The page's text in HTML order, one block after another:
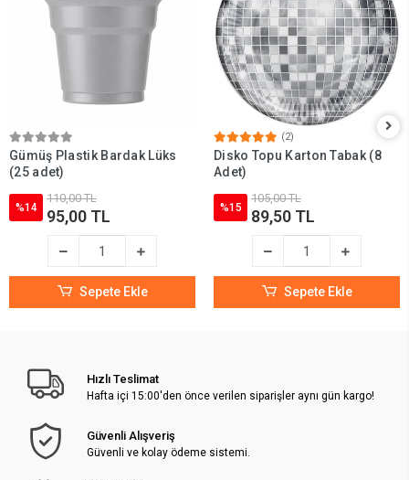
Gümüş Plastik Bardak Lüks
(25 adet)
%14
110,00 TL
95,00 TL
Sepete Ekle
(2)
Disko Topu Karton Tabak (8
Adet)
%15
105,00 TL
89,50 TL
Sepete Ekle
Hızlı Teslimat
Hafta içi 15:00'den önce verilen siparişler aynı gün kargo!
Güvenli Alışveriş
Güvenli ve kolay ödeme sistemi.